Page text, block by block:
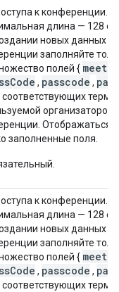
к конференции.
длина — 128
новых данных
заполняйте
полей {
, passcode ,
соответствующих
организатором
Отображаться
заполненные поля.
к конференции.
длина — 128
новых данных
заполняйте
полей {
, passcode ,
соответствующих